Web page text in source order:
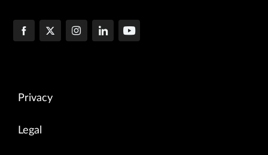
Privacy
Legal